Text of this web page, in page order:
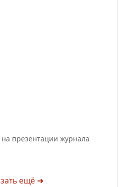
презентации журнала
ещё ➜